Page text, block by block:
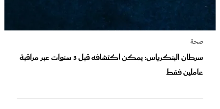
صحة
سرطان البنكرياس: يمكن اكتشافه قبل 3 سنوات عبر مراقبة
عاملين فقط